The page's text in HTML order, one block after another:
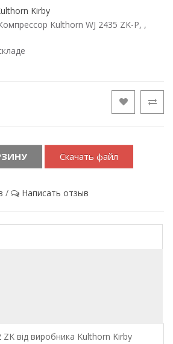
Kirby
Kulthorn WJ 2435 ZK-P, ,
Скачать файл
/ Написать отзыв
від виробника Kulthorn Kirby